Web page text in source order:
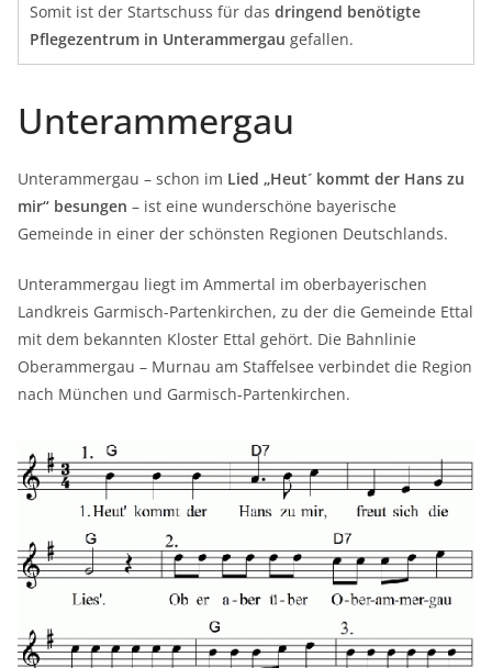
Somit ist der Startschuss für das dringend benötigte
Pflegezentrum in Unterammergau gefallen.
Unterammergau
Unterammergau – schon im Lied „Heut´ kommt der Hans zu
mir“ besungen – ist eine wunderschöne bayerische
Gemeinde in einer der schönsten Regionen Deutschlands.
Unterammergau liegt im Ammertal im oberbayerischen
Landkreis Garmisch-Partenkirchen, zu der die Gemeinde Ettal
mit dem bekannten Kloster Ettal gehört. Die Bahnlinie
Oberammergau – Murnau am Staffelsee verbindet die Region
nach München und Garmisch-Partenkirchen.